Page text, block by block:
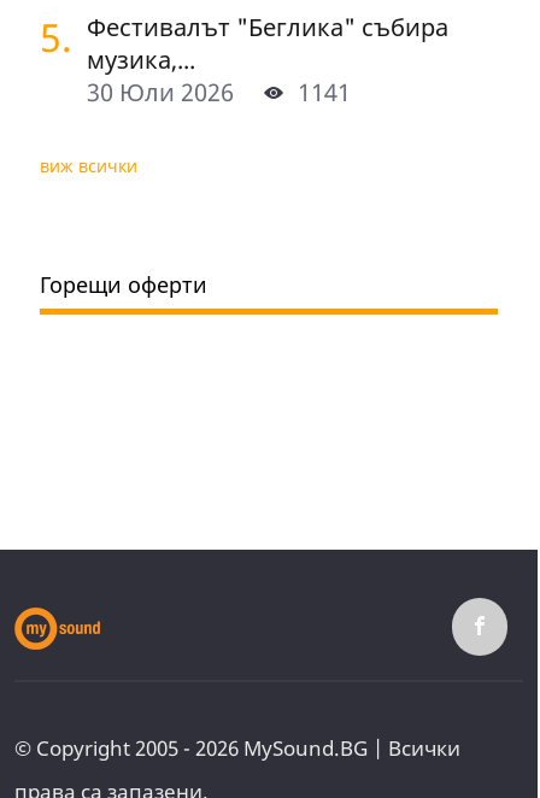
5. Фестивалът "Беглика" събира
музика,...
30 Юли 2026
1141
виж всички
Горещи оферти
© Copyright 2005 - 2026 MySound.BG | Всички
права са запазени.